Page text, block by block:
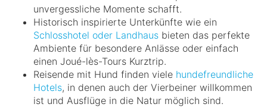
unvergessliche Momente schafft.
Historisch inspirierte Unterkünfte wie ein
Schlosshotel oder Landhaus bieten das perfekte
Ambiente für besondere Anlässe oder einfach
einen Joué-lès-Tours Kurztrip.
Reisende mit Hund finden viele hundefreundliche
Hotels, in denen auch der Vierbeiner willkommen
ist und Ausflüge in die Natur möglich sind.